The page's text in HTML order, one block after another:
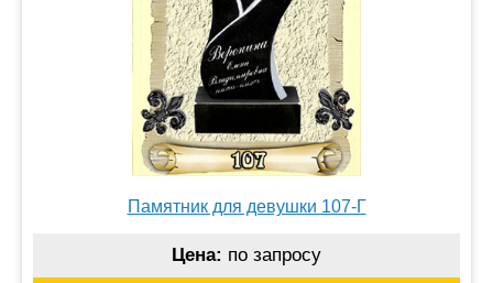
Памятник для девушки 107-Г
Цена: по запросу